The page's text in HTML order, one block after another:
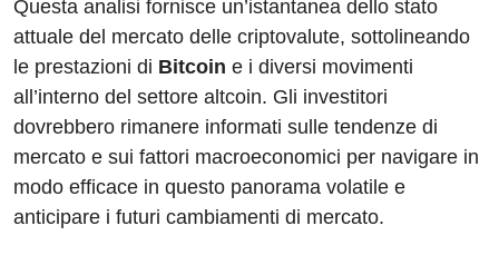
Questa analisi fornisce un’istantanea dello stato
attuale del mercato delle criptovalute, sottolineando
le prestazioni di Bitcoin e i diversi movimenti
all’interno del settore altcoin. Gli investitori
dovrebbero rimanere informati sulle tendenze di
mercato e sui fattori macroeconomici per navigare in
modo efficace in questo panorama volatile e
anticipare i futuri cambiamenti di mercato.